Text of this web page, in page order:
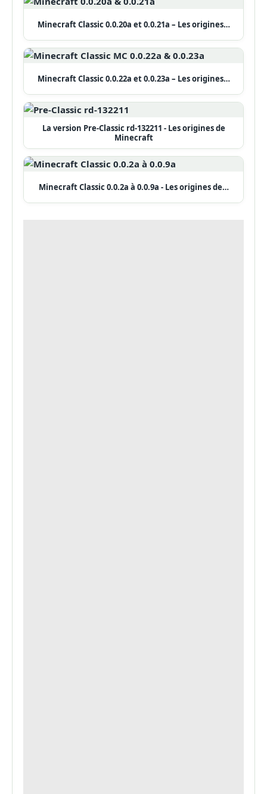
Minecraft Classic 0.0.20a et 0.0.21a – Les origines…
Minecraft Classic 0.0.22a et 0.0.23a – Les origines…
La version Pre-Classic rd-132211 - Les origines de
Minecraft
Minecraft Classic 0.0.2a à 0.0.9a - Les origines de…